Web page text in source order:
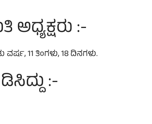
:-
11 ತಿಂಗಳು, 18 ದಿನಗಳು.
:-